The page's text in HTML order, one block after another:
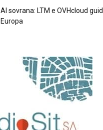
Al sovrana: LTM е OVHcloud
Europа